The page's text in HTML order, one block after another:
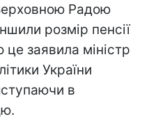
Радою
розмір пенсії
заявила міністр
України
в